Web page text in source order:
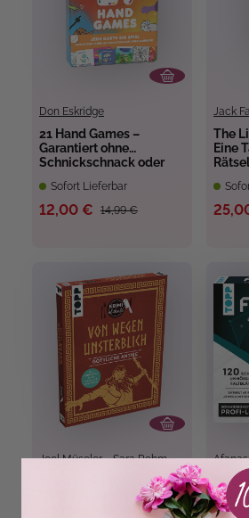
Don Eskridge
21 Hand Games –
Garantiert ohne
Schnickschnack oder
Sofort Lieferbar
14,99 €
12,00 €
Jack
The
Eine
Joel Müseler,Sara Rehm
Göttliche Antike: Von
wegen unsterblich